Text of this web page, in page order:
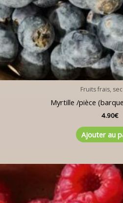
Fruits frais,
Myrtille /pièce
4.90€
Ajouter au